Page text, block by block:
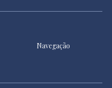
Navegação